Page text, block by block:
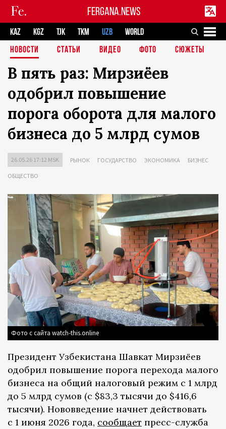
FERGANA.NEWS
KAZ KGZ TJK TKM UZB
WORLD
НОВОСТИ
СТАТЬИ ВИДЕО ФОТО СЮЖЕТЫ
В пять раз: Мирзиёев
одобрил повышение
порога оборота для малого
бизнеса до 5 млрд сумов
26.05.26 17:12 MSK РЫНОК ГОСУДАРСТВО ЭКОНОМИКА БИЗНЕС
ОБЩЕСТВО
Фото с сайта watch-this.online
Президент Узбекистана Шавкат Мирзиёев
одобрил повышение порога перехода малого
бизнеса на общий налоговый режим с 1 млрд
до 5 млрд сумов (с $83,3 тысячи до $416,6
тысячи). Нововведение начнет действовать
с 1 июня 2026 года, сообщает пресс-служба